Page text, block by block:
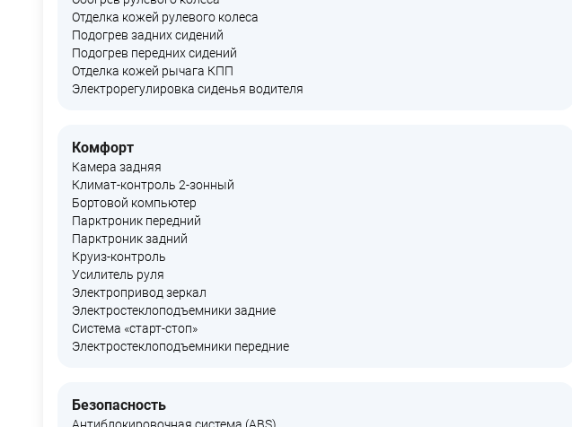
Отделка кожей рулевого колеса
Подогрев задних сидений
Подогрев передних сидений
Отделка кожей рычага КПП
Электрорегулировка сиденья водителя
Комфорт
Камера задняя
Климат-контроль 2-зонный
Бортовой компьютер
Парктроник передний
Парктроник задний
Круиз-контроль
Усилитель руля
Электропривод зеркал
Электростеклоподъемники задние
Система «старт-стоп»
Электростеклоподъемники передние
Безопасность